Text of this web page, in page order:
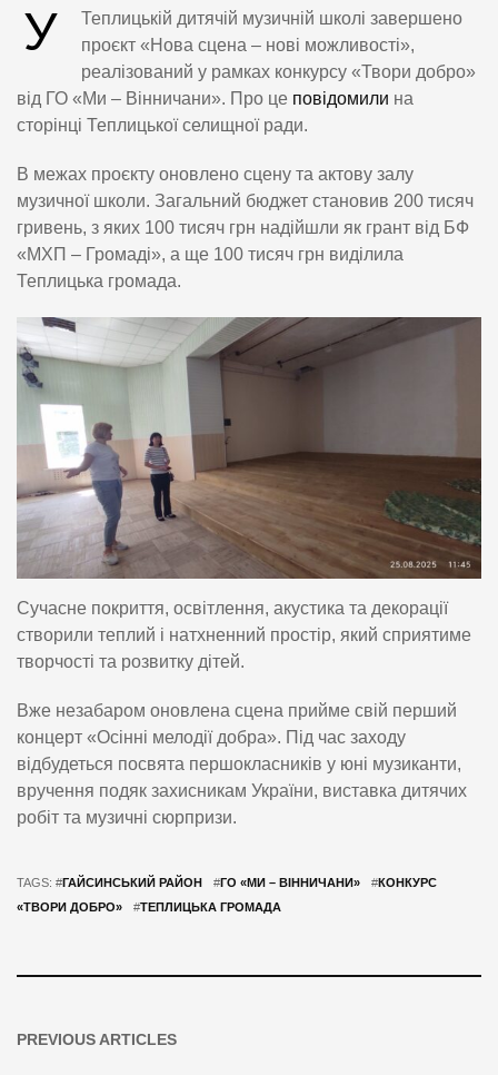
У
Теплицькій дитячій музичній школі завершено
проєкт «Нова сцена – нові можливості»,
реалізований у рамках конкурсу «Твори добро»
від ГО «Ми – Вінничани». Про це повідомили на
сторінці Теплицької селищної ради.
В межах проєкту оновлено сцену та актову залу
музичної школи. Загальний бюджет становив 200 тисяч
гривень, з яких 100 тисяч грн надійшли як грант від БФ
«МХП – Громаді», а ще 100 тисяч грн виділила
Теплицька громада.
Сучасне покриття, освітлення, акустика та декорації
створили теплий і натхненний простір, який сприятиме
творчості та розвитку дітей.
Вже незабаром оновлена сцена прийме свій перший
концерт «Осінні мелодії добра». Під час заходу
відбудеться посвята першокласників у юні музиканти,
вручення подяк захисникам України, виставка дитячих
робіт та музичні сюрпризи.
TAGS: #ГАЙСИНСЬКИЙ РАЙОН #ГО «МИ – ВІННИЧАНИ» #КОНКУРС
«ТВОРИ ДОБРО»
#ТЕПЛИЦЬКА ГРОМАДА
PREVIOUS ARTICLES